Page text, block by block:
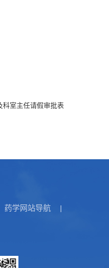
室主任请假审批表
药学网站导航 |